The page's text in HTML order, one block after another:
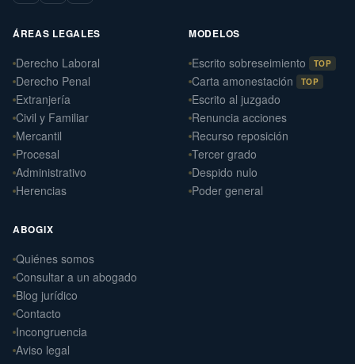
ÁREAS LEGALES
Derecho Laboral
Derecho Penal
Extranjería
Civil y Familiar
Mercantil
Procesal
Administrativo
Herencias
MODELOS
Escrito sobreseimiento TOP
Carta amonestación TOP
Escrito al juzgado
Renuncia acciones
Recurso reposición
Tercer grado
Despido nulo
Poder general
ABOGIX
Quiénes somos
Consultar a un abogado
Blog jurídico
Contacto
Incongruencia
Aviso legal
Daniel Ramos Illanes
Derecho Laboral
📍 Sevilla
Laterna Abogados
📍 Santiago de Compostela